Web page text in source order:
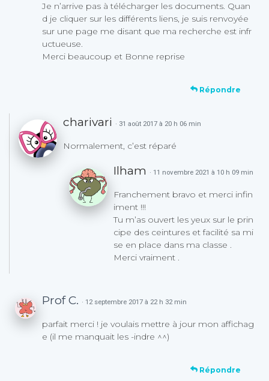
Je n’arrive pas à télécharger les documents. Quan
d je cliquer sur les différents liens, je suis renvoyée
sur une page me disant que ma recherche est infr
uctueuse.
Merci beaucoup et Bonne reprise
Répondre
charivari · 31 août 2017 à 20 h 06 min
Normalement, c’est réparé
Ilham · 11 novembre 2021 à 10 h 09 min
Franchement bravo et merci infin
iment !!!
Tu m’as ouvert les yeux sur le prin
cipe des ceintures et facilité sa mi
se en place dans ma classe .
Merci vraiment .
Prof C. · 12 septembre 2017 à 22 h 32 min
parfait merci ! je voulais mettre à jour mon affichag
e (il me manquait les -indre ^^)
Répondre